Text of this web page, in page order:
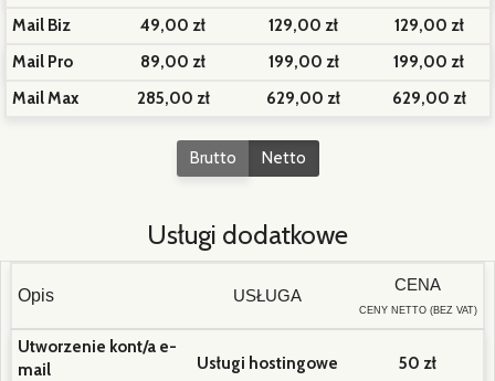
Mail Biz
49,00 zł 129,00 zł
129,00 zł
Mail Pro
89,00 zł 199,00 zł
199,00 zł
Mail Max
285,00 zł 629,00 zł 629,00 zł
Brutto Netto
Usługi dodatkowe
Opis USŁUGA
CENA
CENY NETTO (BEZ VAT)
Utworzenie kont/a e-
mail
Usługi hostingowe 50 zł